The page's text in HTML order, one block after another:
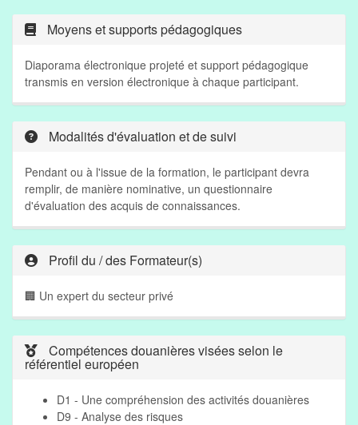
Moyens et supports pédagogiques
Diaporama électronique projeté et support pédagogique
transmis en version électronique à chaque participant.
Modalités d'évaluation et de suivi
Pendant ou à l'issue de la formation, le participant devra
remplir, de manière nominative, un questionnaire
d'évaluation des acquis de connaissances.
Profil du / des Formateur(s)
🏢 Un expert du secteur privé
Compétences douanières visées selon le
référentiel européen
D1 - Une compréhension des activités douanières
D9 - Analyse des risques